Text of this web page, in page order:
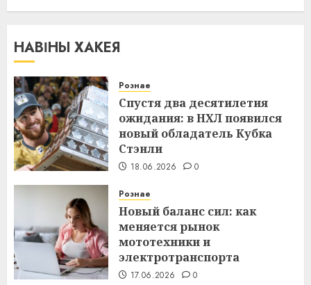
НАВІНЫ ХАКЕЯ
Рознае
Спустя два десятилетия
ожидания: в НХЛ появился
новый обладатель Кубка
Стэнли
18.06.2026 0
Рознае
Новый баланс сил: как
меняется рынок
мототехники и
электротранспорта
17.06.2026 0